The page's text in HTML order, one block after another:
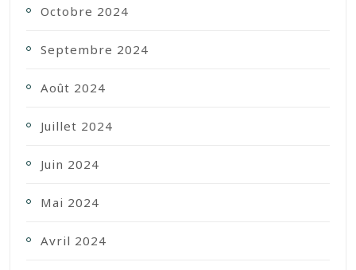
Octobre 2024
Septembre 2024
Août 2024
Juillet 2024
Juin 2024
Mai 2024
Avril 2024